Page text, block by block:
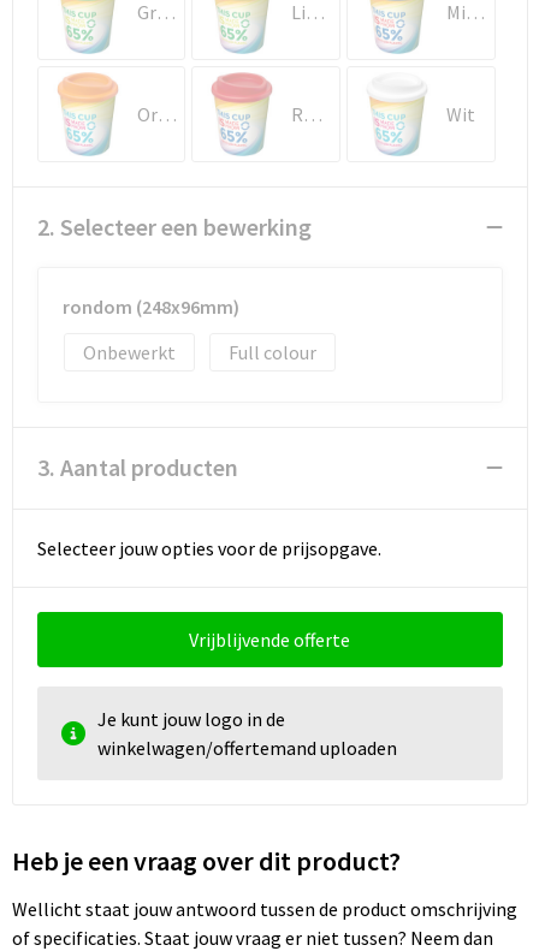
Toilettassen
Groen Lime Middenblauw
Oranje Rood Wit
2. Selecteer een bewerking
rondom (248x96mm)
Onbewerkt
Full colour
3. Aantal producten
Selecteer jouw opties voor de prijsopgave.
Vrijblijvende offerte
Je kunt jouw logo in de
winkelwagen/offertemand uploaden
Heb je een vraag over dit product?
Wellicht staat jouw antwoord tussen de product omschrijving
of specificaties. Staat jouw vraag er niet tussen? Neem dan